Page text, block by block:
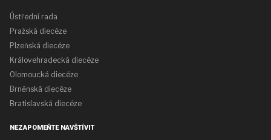
Ústřední rada
Pražská diecéze
Plzeňská diecéze
Královehradecká diecéze
Olomoucká diecéze
Brněnská diecéze
Bratislavská diecéze
NEZAPOMEŇTE NAVŠTÍVIT